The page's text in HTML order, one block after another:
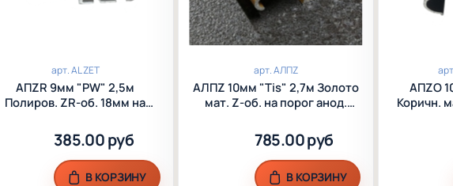
арт.AL ZET
АПZR 9мм "PW" 2,5м
Полиров. ZR-об. 18мм на
385.00 руб
В КОРЗИНУ
арт.AЛПZ
AЛПZ 10мм "Tis" 2,7м Золото
мат. Z-об. на порог анод.
785.00 руб
В КОРЗИНУ
АПZО
Коричн.